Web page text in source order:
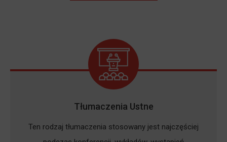
Tłumaczenia Ustne
Ten rodzaj tłumaczenia stosowany jest najczęściej